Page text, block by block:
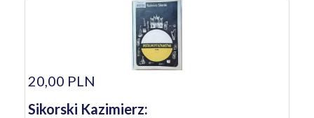
20,00 PLN
Sikorski Kazimierz: